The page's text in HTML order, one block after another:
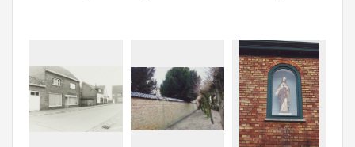
Gebeurtenis
Persoon of collectief